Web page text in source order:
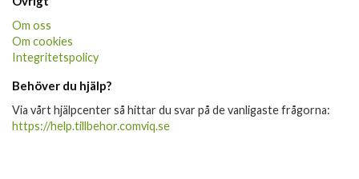
Om oss
Om cookies
Integritetspolicy
Behöver du hjälp?
Via vårt hjälpcenter så hittar du svar på de vanligaste frågorna:
https://help.tillbehor.comviq.se